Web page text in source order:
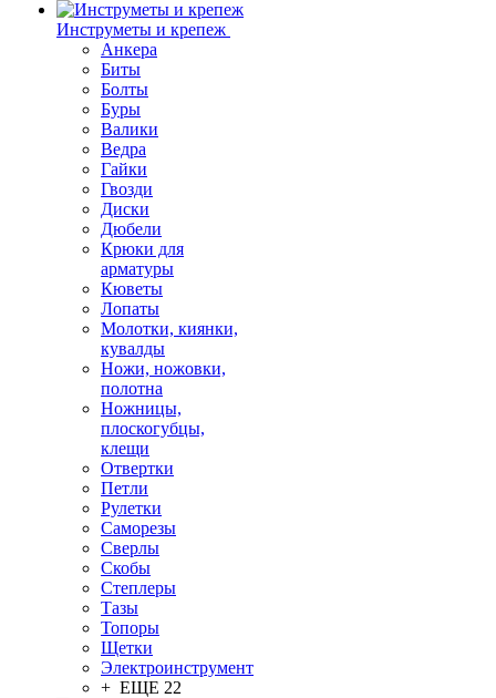
Инструметы и крепеж
Анкера
Биты
Болты
Буры
Валики
Ведра
Гайки
Гвозди
Диски
Дюбели
Крюки для
арматуры
Кюветы
Лопаты
Молотки, киянки,
кувалды
Ножи, ножовки,
полотна
Ножницы,
плоскогубцы,
клещи
Отвертки
Петли
Рулетки
Саморезы
Сверлы
Скобы
Степлеры
Тазы
Топоры
Щетки
Электроинструмент
+ ЕЩЕ 22